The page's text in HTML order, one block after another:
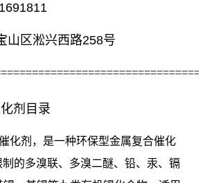
山区淞兴西路258号
剂目录
化剂，是一种环保型金属复合催化
的多溴联、多溴二醚、铅、汞、镉